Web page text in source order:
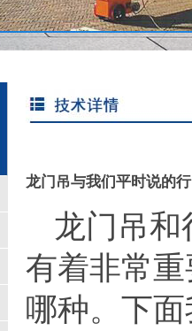
龙门吊与我们平时说的
龙门吊和
有着非常
哪种。下